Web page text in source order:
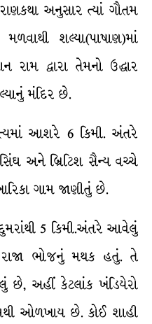
અનુસાર ત્યાં ગૌતમ
શલ્યા(પાષાણ)માં
દ્વારા તેમનો ઉદ્ધાર
મંદિર છે.
આશરે 6 કિમી. અંતરે
અને બ્રિટિશ સૈન્ય વચ્ચે
ગામ જાણીતું છે.
5 કિમી.અંતરે આવેલું
ભોજનું મથક હતું. તે
છે, અહીં કેટલાંક ખંડિયેરો
ઓળખાય છે. કોઈ શાહી